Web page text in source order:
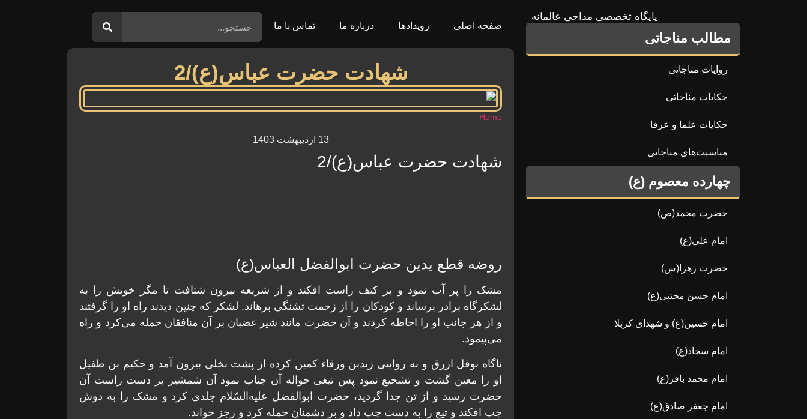
پایگاه تخصصی مداحی عالمانه
مطالب مناجاتی
روایات مناجاتی
حکایات مناجاتی
حکایات علما و عرفا
مناسبت‌های مناجاتی
چهارده معصوم (ع)
حضرت محمد(ص)
امام علی(ع)
حضرت زهرا(س)
امام حسن مجتبی(ع)
امام حسین(ع) و شهدای کربلا
امام سجاد(ع)
امام محمد باقر(ع)
امام جعفر صادق(ع)
صفحه اصلی رویدادها درباره ما تماس با ما
شهادت حضرت عباس(ع)/2
Home
13 اردیبهشت 1403
شهادت حضرت عباس(ع)/2
روضه قطع یدین حضرت ابوالفضل العباس(ع)
مشک را پر آب نمود و بر کتف راست افکند و از شریعه بیرون شتافت تا مگر خویش را به
لشکرگاه برادر برساند و کودکان را از زحمت تشنگی برهاند. لشکر که چنین دیدند راه او را گرفتند
و از هر جانب او را احاطه کردند و آن حضرت مانند شیر غضبان بر آن منافقان حمله می‌کرد و راه
می‌پیمود.
ناگاه نوفل ازرق و به روایتی زیدبن ورقاء کمین کرده از پشت نخلی بیرون آمد و حکیم بن طفیل
او را معین گشت و تشجیع نمود پس تیغی حواله آن جناب نمود آن شمشیر بر دست راست آن
حضرت رسید و از تن جدا گردید، حضرت ابوالفضل علیه‌السّلام جلدی کرد و مشک را به دوش
چپ افکند و تیغ را به دست چپ داد و بر دشمنان حمله کرد و رجز خواند.